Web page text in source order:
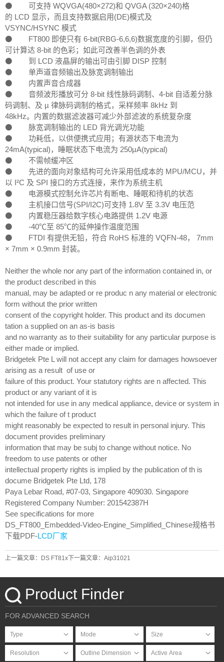
⚫ 可支持 WQVGA(480×272)和 QVGA (320×240)格
的 LCD 显示，而且支持数据启用(DE)模式及
VSYNC/HSYNC 模式
⚫ FT800 即使只有 6-bit(RBG-6,6,6)数据宽度的引脚，但仍
可计算达 8-bit 的色彩；如此可改善半色调的外表
⚫ 到 LCD 液晶屏的输出可由引脚 DISP 控制
⚫ 单声道音频输出及脉宽调制输出
⚫ 内置声音合成器
⚫ 音频波形播放可分 8-bit 线性脉码调制、4-bit 自适差分脉
码调制、及 µ 律脉码调制的格式，采样频率 8kHz 到
48kHz。内置的数据滤波器可减少外部滤波的系统复杂度
⚫ 脉宽调制输出的 LED 背光调光功能
⚫ 功耗低，以供便携式应用；有源状态下电流为
24mA(typical)，睡眠状态下电流为 250µA(typical)
⚫ 不需帧缓冲区
⚫ 先进的面向对象结构可允许采用低成本的 MPU/MCU，并
以 I²C 及 SPI 接口的方式连接，来作为系统主机
⚫ 电源模式控制允许芯片有断电、睡眠和待机的状态
⚫ 主机接口信号(SPI/I2C)可支持 1.8V 至 3.3V 电压范
⚫ 内置稳压器给数字核心电路提供 1.2V 电源
⚫ -40℃至 85℃的延伸操作温度范围
⚫ FTDI 有提供无铅，符合 RoHS 标准的 VQFN-48， 7mm
× 7mm × 0.9mm 封装。
Neither the whole nor any part of the information contained in, or
the product described in this
manual, may be adapted or re produc n any material or electronic
form without the prior written
consent of the copyright holder. This product and its documen
tation a supplied on an as-is basis
and no warranty as to their suitability for any particular purpose is
either made or implied.
Bridgetek Pte L will not accept any claim for damages howsoever
arising as a result of use or
failure of this product. Your statutory rights are n affected. This
product or any variant of it is
not intended for use in any medical appliance, device or system in
which the failure of t product
might reasonably be expected to result in personal injury. This
document provides preliminary
information that may be subj to change without notice. No
freedom to use patents or other
intellectual property rights is implied by the publication of th is
docume Bridgetek Pte Ltd, 178
Paya Lebar Road, #07-03, Singapore 409030. Singapore
Registered Company Number: 201542387H
See specifications for more
DS_FT800_Embedded-Video-Engine_Simplified_Chinese规格书
下载PDF-LCD厂家
上一篇文章：DS FT81x 下一篇文章：Aip31021
Product Finder
FOR ADVANCED SEARCH